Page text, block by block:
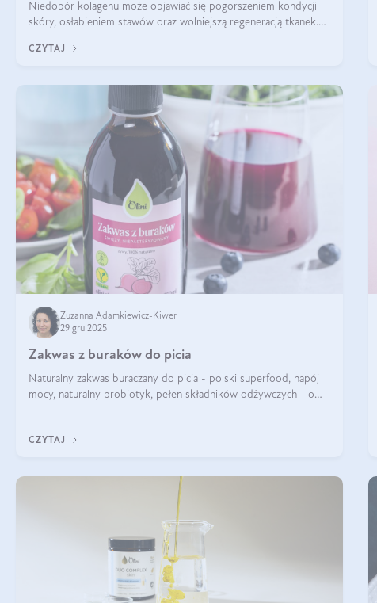
Niedobór kolagenu może objawiać się pogorszeniem kondycji
skóry, osłabieniem stawów oraz wolniejszą regeneracją tkanek.
skóry, bóle stawów, łamliwość paznokci oraz osłabienie włosów.
CZYTAJ
Zuzanna Adamkiewicz-Kiwer
29 gru 2025
Zakwas z buraków do picia
Naturalny zakwas buraczany do picia - polski superfood, napój
mocy, naturalny probiotyk, pełen składników odżywczych - o
CZYTAJ